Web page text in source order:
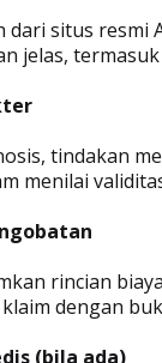
situs resmi
jelas,
tindakan
menilai
rincian
dengan
(bila ada)